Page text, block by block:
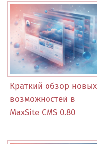
Краткий обзор новых
возможностей в
MaxSite CMS 0.80